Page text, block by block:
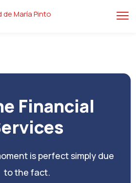
Financial
is perfect simply due
to the fact.